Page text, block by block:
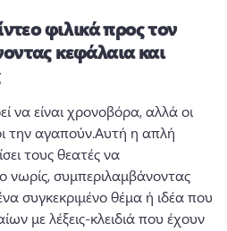
φιλικά προς τον
κεφάλαια και
να είναι χρονοβόρα, αλλά οι
την αγαπούν.Αυτή η απλή
τους θεατές να
νωρίς, συμπεριλαμβάνοντας
συγκεκριμένο θέμα ή ιδέα που
με λέξεις-κλειδιά που έχουν